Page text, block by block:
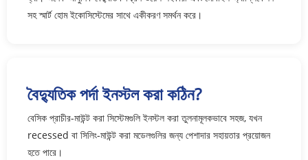
সহ স্মার্ট হোম ইকোসিস্টেমের সাথে একীকরণ সমর্থন করে।
বৈদ্যুতিক পর্দা ইনস্টল করা কঠিন?
বেসিক প্রাচীর-মাউন্ট করা সিস্টেমগুলি ইনস্টল করা তুলনামূলকভাবে সহজ, যখন
recessed বা সিলিং-মাউন্ট করা মডেলগুলির জন্য পেশাদার সহায়তার প্রয়োজন
হতে পারে।